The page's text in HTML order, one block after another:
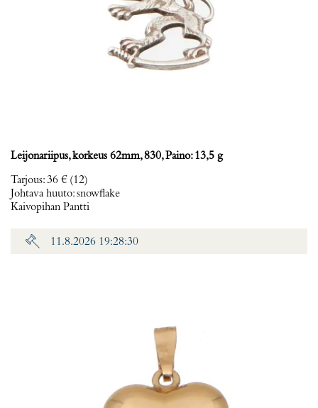
Leijonariipus, korkeus 62mm, 830, Paino: 13,5 g
Tarjous:36 € (12)
Johtava huuto:snowflake
Kaivopihan Pantti
11.8.2026 19:28:30